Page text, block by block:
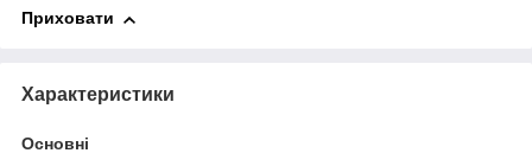
Приховати
Характеристики
Основні